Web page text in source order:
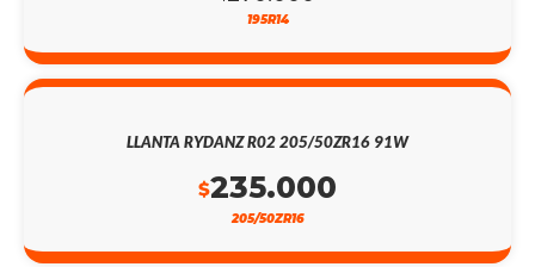
195R14
LLANTA RYDANZ R02 205/50ZR16 91W
$235.000
205/50ZR16